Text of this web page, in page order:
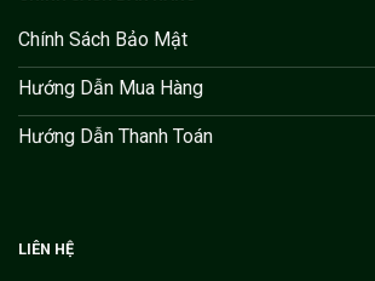
Chính Sách Bảo Mật
Hướng Dẫn Mua Hàng
Hướng Dẫn Thanh Toán
LIÊN HỆ